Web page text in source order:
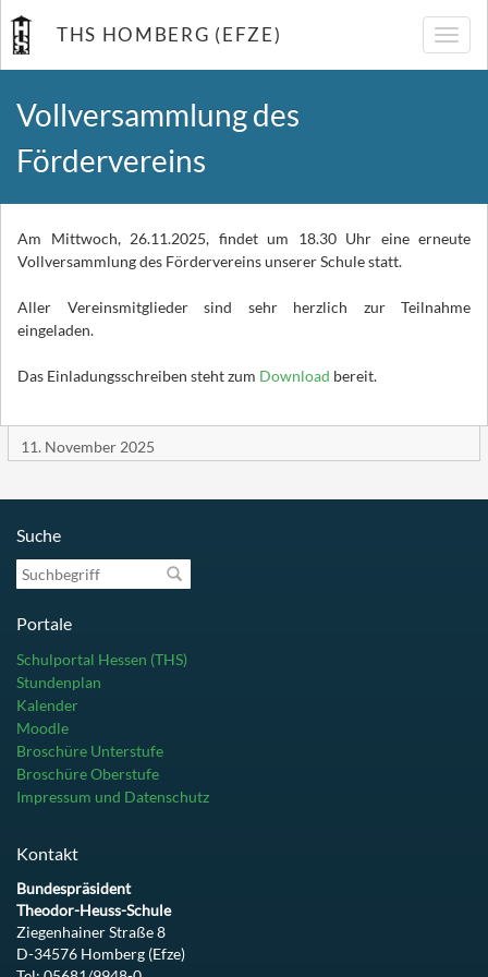
THS HOMBERG (EFZE)
Vollversammlung des
Fördervereins
Am Mittwoch, 26.11.2025, findet um 18.30 Uhr eine erneute
Vollversammlung des Fördervereins unserer Schule statt.
Aller Vereinsmitglieder sind sehr herzlich zur Teilnahme
eingeladen.
Das Einladungsschreiben steht zum Download bereit.
11. November 2025
Suche
Suchbegriff
Portale
Schulportal Hessen (THS)
Stundenplan
Kalender
Moodle
Broschüre Unterstufe
Broschüre Oberstufe
Impressum und Datenschutz
Kontakt
Bundespräsident
Theodor-Heuss-Schule
Ziegenhainer Straße 8
D-34576 Homberg (Efze)